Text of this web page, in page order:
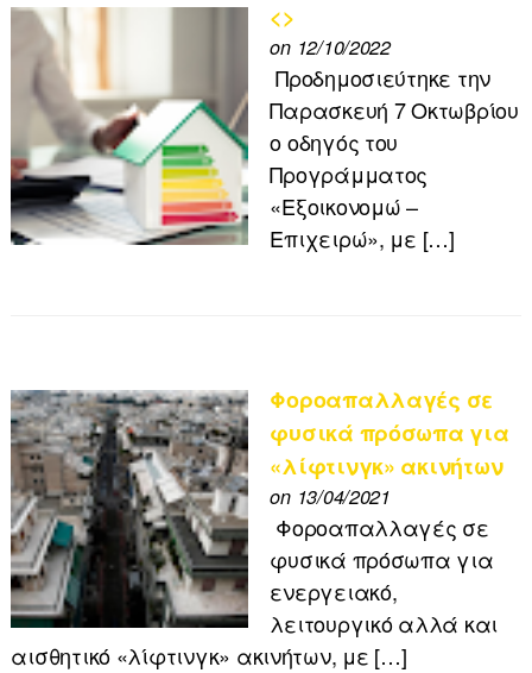
<>
on 12/10/2022
Προδημοσιεύτηκε την
Παρασκευή 7 Οκτωβρίου
ο οδηγός του
Προγράμματος
«Εξοικονομώ –
Επιχειρώ», με […]
Φοροαπαλλαγές σε
φυσικά πρόσωπα για
«λίφτινγκ» ακινήτων
on 13/04/2021
Φοροαπαλλαγές σε
φυσικά πρόσωπα για
ενεργειακό,
λειτουργικό αλλά και
αισθητικό «λίφτινγκ» ακινήτων, με […]